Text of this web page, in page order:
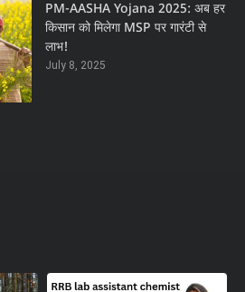
PM-AASHA Yojana 2025: अब हर
किसान को मिलेगा MSP पर गारंटी से
लाभ!
July 8, 2025